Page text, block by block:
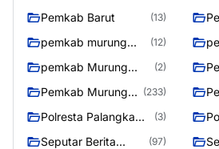
Pemkab Barut (13)
pemkab murung
(12)
pemkab Murung
(2)
Pemkab Murung
(233)
Polresta Palangka
(3)
Seputar Berita
(97)